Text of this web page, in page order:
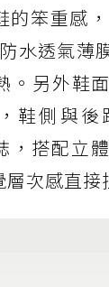
的笨重感
水透氣薄
。另外鞋
鞋側與後
，搭配立
次感直接